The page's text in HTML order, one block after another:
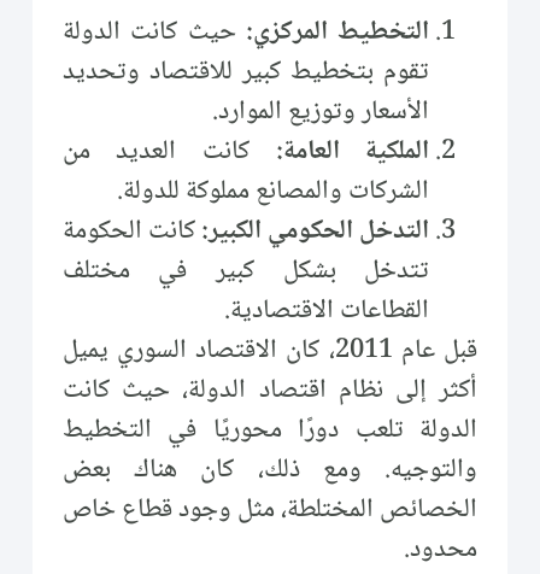
التخطيط المركزي: حيث كانت الدولة
تقوم بتخطيط كبير للاقتصاد وتحديد
الأسعار وتوزيع الموارد.
الملكية العامة: كانت العديد من
الشركات والمصانع مملوكة للدولة.
التدخل الحكومي الكبير:كانت الحكومة
تتدخل بشكل كبير في مختلف
القطاعات الاقتصادية.
قبل عام 2011، كان الاقتصاد السوري يميل
أكثر إلى نظام اقتصاد الدولة، حيث كانت
الدولة تلعب دورًا محوريًا في التخطيط
والتوجيه. ومع ذلك، كان هناك بعض
الخصائص المختلطة، مثل وجود قطاع خاص
محدود.